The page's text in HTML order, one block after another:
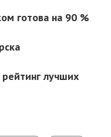
готова на 90 %
лучших